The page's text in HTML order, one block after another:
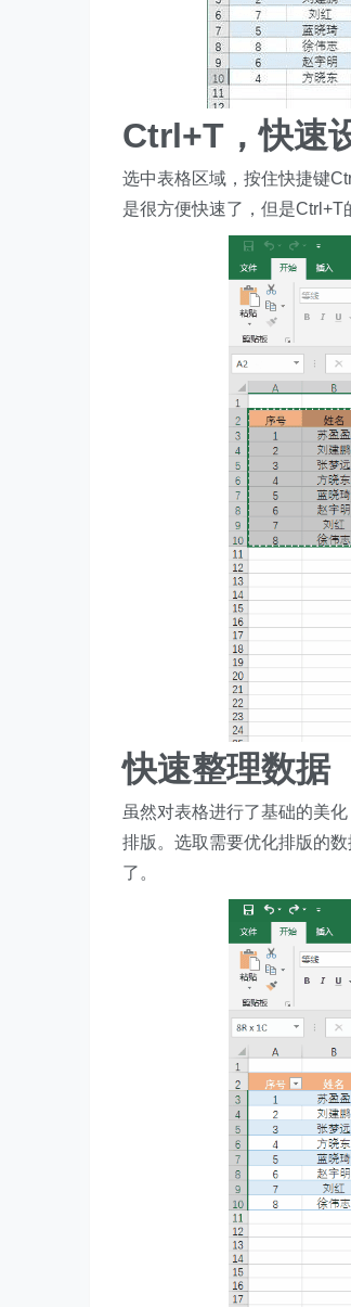
Ctrl+T，快速
选中表格区域，按住快捷键
是很方便快速了，但是Ctrl+T
快速整理数据
虽然对表格进行了基础的美
排版。选取需要优化排版的
了。